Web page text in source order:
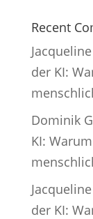
Recent
der KI:
Dominik
KI:
der KI: